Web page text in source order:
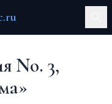
No. 3,